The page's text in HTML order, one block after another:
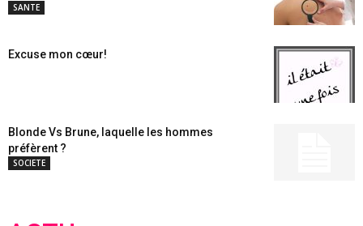
SANTE
Excuse mon cœur!
Blonde Vs Brune, laquelle les hommes
préfèrent ?
SOCIETE